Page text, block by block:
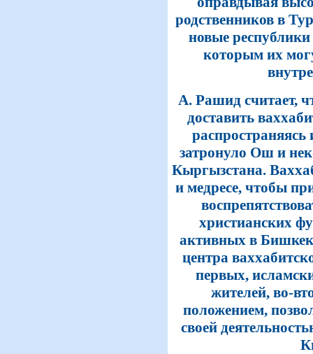
родственников в
новые
которым их
А. Рашид считает,
доставить
распространяясь
затронуло Ош и
Кыргызстана.
и медресе, чтобы
христианских
активных в
центра
первых,
жителей, во-
положением,
своей